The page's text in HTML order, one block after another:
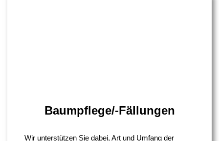
Baumpflege/-Fällungen
Wir unterstützen Sie dabei, Art und Umfang der